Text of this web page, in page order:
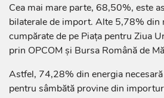
Cea mai mare parte, 68,50%, este
bilaterale de import. Alte 5,78% din
cumpărate de pe Piața pentru Ziua
prin OPCOM și Bursa Română de
Astfel, 74,28% din energia
pentru sâmbătă provine din